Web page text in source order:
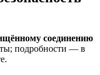
соединению
подробности — в